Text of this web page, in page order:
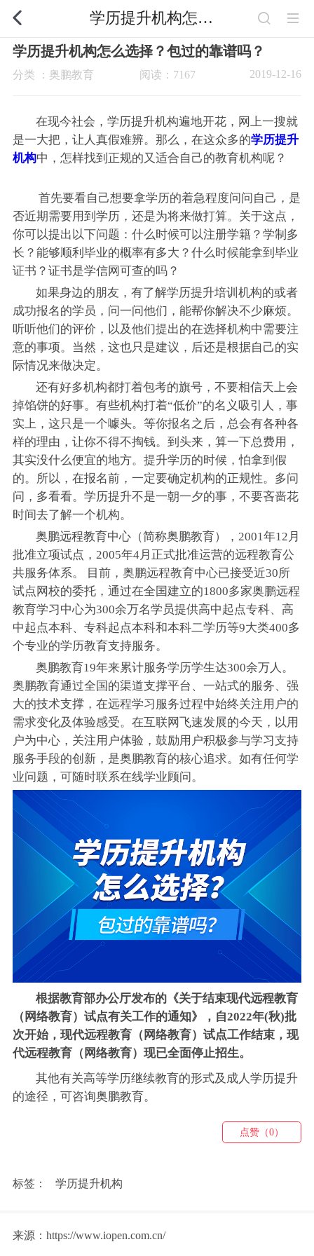
学历提升机构怎么选择？包过的靠谱吗？
学历提升机构怎么选择？包过的靠谱吗？
分类 ：奥鹏教育 2019-12-16
阅读：7167
在现今社会，学历提升机构遍地开花，网上一搜就
是一大把，让人真假难辨。那么，在这众多的学历提升
机构中，怎样找到正规的又适合自己的教育机构呢？
首先要看自己想要拿学历的着急程度问问自己，是
否近期需要用到学历，还是为将来做打算。关于这点，
你可以提出以下问题：什么时候可以注册学籍？学制多
长？能够顺利毕业的概率有多大？什么时候能拿到毕业
证书？证书是学信网可查的吗？
如果身边的朋友，有了解学历提升培训机构的或者
成功报名的学员，问一问他们，能帮你解决不少麻烦。
听听他们的评价，以及他们提出的在选择机构中需要注
意的事项。当然，这也只是建议，后还是根据自己的实
际情况来做决定。
还有好多机构都打着包考的旗号，不要相信天上会
掉馅饼的好事。有些机构打着“低价”的名义吸引人，事
实上，这只是一个噱头。等你报名之后，总会有各种各
样的理由，让你不得不掏钱。到头来，算一下总费用，
其实没什么便宜的地方。提升学历的时候，怕拿到假
的。所以，在报名前，一定要确定机构的正规性。多问
问，多看看。学历提升不是一朝一夕的事，不要吝啬花
时间去了解一个机构。
奥鹏远程教育中心（简称奥鹏教育），2001年12月
批准立项试点，2005年4月正式批准运营的远程教育公
共服务体系。 目前，奥鹏远程教育中心已接受近30所
试点网校的委托，通过在全国建立的1800多家奥鹏远程
教育学习中心为300余万名学员提供高中起点专科、高
中起点本科、专科起点本科和本科二学历等9大类400多
个专业的学历教育支持服务。
奥鹏教育19年来累计服务学历学生达300余万人。
奥鹏教育通过全国的渠道支撑平台、一站式的服务、强
大的技术支撑，在远程学习服务过程中始终关注用户的
需求变化及体验感受。在互联网飞速发展的今天，以用
户为中心，关注用户体验，鼓励用户积极参与学习支持
服务手段的创新，是奥鹏教育的核心追求。如有任何学
业问题，可随时联系在线学业顾问。
根据教育部办公厅发布的《关于结束现代远程教育
（网络教育）试点有关工作的通知》，自2022年(秋)批
次开始，现代远程教育（网络教育）试点工作结束， 现
代远程教育（网络教育） 现已全面停止招生。
其他有关高等学历继续教育的形式及成人学历提升
的途径，可咨询奥鹏教育。
点赞（0）
标签： 学历提升机构
来源：https://www.iopen.com.cn/